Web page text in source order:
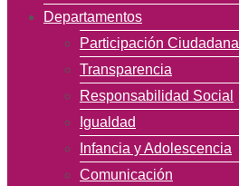
Departamentos
Participación Ciudadana
Transparencia
Responsabilidad Social
Igualdad
Infancia y Adolescencia
Comunicación